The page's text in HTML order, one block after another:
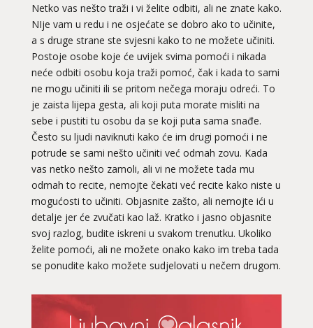
Netko vas nešto traži i vi želite odbiti, ali ne znate kako.
NIje vam u redu i ne osjećate se dobro ako to učinite,
a s druge strane ste svjesni kako to ne možete učiniti.
Postoje osobe koje će uvijek svima pomoći i nikada
neće odbiti osobu koja traži pomoć, čak i kada to sami
ne mogu učiniti ili se pritom nečega moraju odreći. To
je zaista lijepa gesta, ali koji puta morate misliti na
sebe i pustiti tu osobu da se koji puta sama snađe.
Često su ljudi naviknuti kako će im drugi pomoći i ne
potrude se sami nešto učiniti već odmah zovu. Kada
vas netko nešto zamoli, ali vi ne možete tada mu
odmah to recite, nemojte čekati već recite kako niste u
mogućosti to učiniti. Objasnite zašto, ali nemojte ići u
detalje jer će zvučati kao laž. Kratko i jasno objasnite
svoj razlog, budite iskreni u svakom trenutku. Ukoliko
želite pomoći, ali ne možete onako kako im treba tada
se ponudite kako možete sudjelovati u nečem drugom.